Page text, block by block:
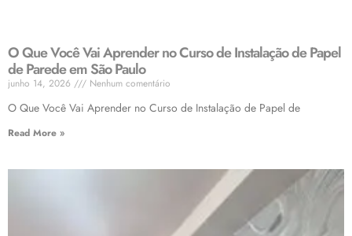
O Que Você Vai Aprender no Curso de Instalação de Papel
de Parede em São Paulo
junho 14, 2026 Nenhum comentário
O Que Você Vai Aprender no Curso de Instalação de Papel de
Read More »